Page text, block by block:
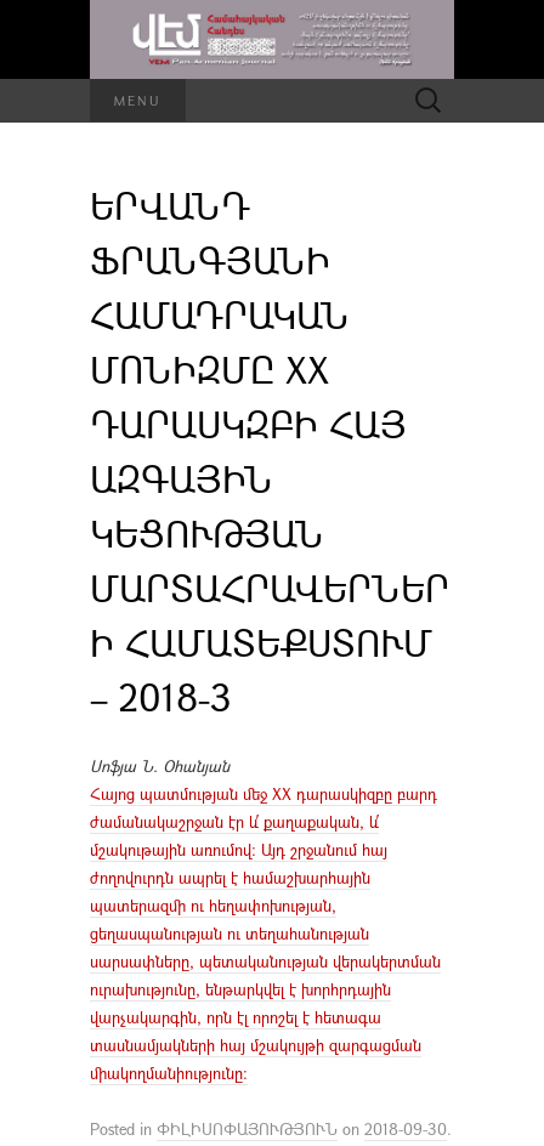
MENU Որոնել՝
ԵՐՎԱՆԴ
ՖՐԱՆԳՅԱՆԻ
ՀԱՄԱԴՐԱԿԱՆ
ՄՈՆԻԶՄԸ XX
ԴԱՐԱՍԿԶԲԻ ՀԱՅ
ԱԶԳԱՅԻՆ
ԿԵՑՈՒԹՅԱՆ
ՄԱՐՏԱՀՐԱՎԵՐՆԵՐ
Ի ՀԱՄԱՏԵՔՍՏՈՒՄ
– 2018-3
Սոֆյա Ն. Օհանյան
Հայոց պատմության մեջ XX դարասկիզբը բարդ
ժամանակաշրջան էր և՛ քաղաքական, և՛
մշակութային առումով: Այդ շրջանում հայ
ժողովուրդն ապրել է համաշխարհային
պատերազմի ու հեղափոխության,
ցեղասպանության ու տեղահանության
սարսափները, պետականության վերակերտման
ուրախությունը, ենթարկվել է խորհրդային
վարչակարգին, որն էլ որոշել է հետագա
տասնամյակների հայ մշակույթի զարգացման
միակողմանիությունը:
Posted in ՓԻԼԻՍՈՓԱՅՈՒԹՅՈՒՆ on 2018-09-30.